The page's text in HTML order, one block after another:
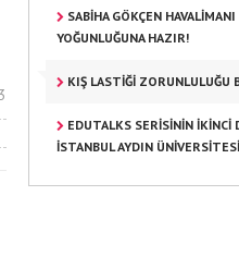
SABIHA GÖKÇEN HAVALIMANI
YOĞUNLUĞUNA HAZIR!
KIŞ LASTIĞI ZORUNLULUĞU
EDUTALKS SERISININ İKINCI
İSTANBUL AYDIN ÜNIVERSITESI